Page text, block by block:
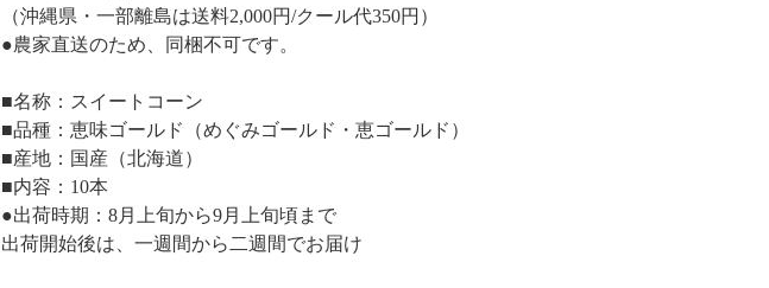
（沖縄県・一部離島は送料2,000円/クール代350円）
●農家直送のため、同梱不可です。
■名称：スイートコーン
■品種：恵味ゴールド（めぐみゴールド・恵ゴールド）
■産地：国産（北海道）
■内容：10本
●出荷時期：8月上旬から9月上旬頃まで
出荷開始後は、一週間から二週間でお届け